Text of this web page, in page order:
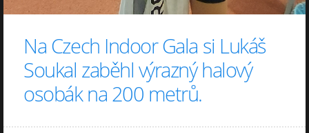
Na Czech Indoor Gala si Lukáš
Soukal zaběhl výrazný halový
osobák na 200 metrů.